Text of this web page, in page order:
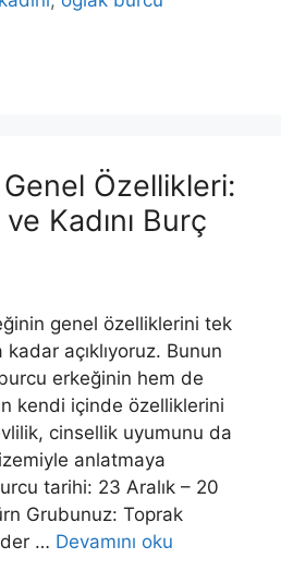
Özellikleri:
Kadını Burç
genel özelliklerini tek
açıklıyoruz. Bunun
erkeğinin hem de
kendi içinde özelliklerini
cinsellik uyumunu da
anlatmaya
tarihi: 23 Aralık – 20
Grubunuz: Toprak
… Devamını oku